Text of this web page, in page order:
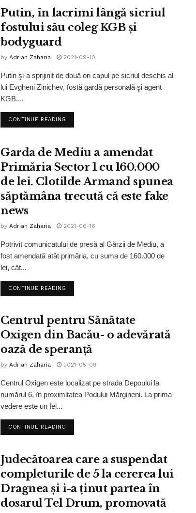
Putin, în lacrimi lângă sicriul
fostului său coleg KGB și
bodyguard
by Adrian Zaharia 2021-09-10
Putin şi-a sprijinit de două ori capul pe sicriul deschis al
lui Evgheni Zinichev, fostă gardă personală şi agent
KGB....
CONTINUE READING
Garda de Mediu a amendat
Primăria Sector 1 cu 160.000
de lei. Clotilde Armand spunea
săptămâna trecută că este fake
news
by Adrian Zaharia 2021-06-16
Potrivit comunicatului de presă al Gărzii de Mediu, a
fost amendată atât primăria, cu suma de 160.000 de
lei, cât...
CONTINUE READING
Centrul pentru Sănătate
Oxigen din Bacău- o adevărată
oază de speranță
by Adrian Zaharia 2021-05-09
Centrul Oxigen este localizat pe strada Depoului la
numărul 6, în proximitatea Podului Mărgineni. La prima
vedere este un fel...
CONTINUE READING
Judecătoarea care a suspendat
completurile de 5 la cererea lui
Dragnea şi i-a ţinut partea în
dosarul Tel Drum, promovată